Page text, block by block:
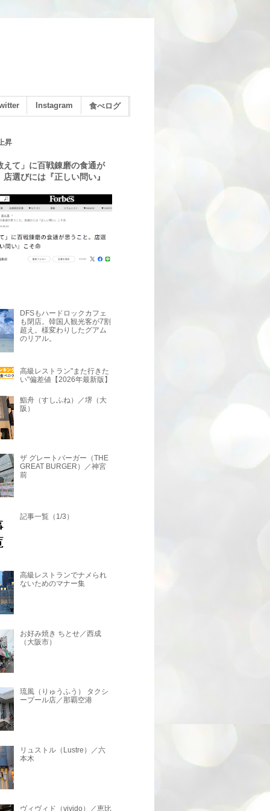
Instagram 食べログ
昇
えて」に百戦錬磨の食通が
選びには『正しい問い』
DFSもハードロックカフェ
も閉店。韓国人観光客が7割
超え。様変わりしたグアム
のリアル。
高級レストラン"また行きた
い"偏差値【2026年最新版】
鮨舟（すしふね）／堺（大
阪）
ザ グレートバーガー（THE
GREAT BURGER）／神宮
前
記事一覧（1/3）
高級レストランでナメられ
ないためのマナー集
お好み焼き ちとせ／西成
（大阪市）
琉風（りゅうふう） タクシ
ープール店／那覇空港
リュストル（Lustre）／六
本木
ヴィヴィド（vivido）／恵比